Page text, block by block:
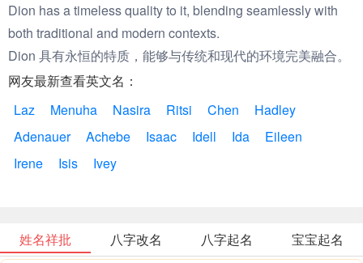
Dion has a timeless quality to it, blending seamlessly with
both traditional and modern contexts.
Dion 具有永恒的特质，能够与传统和现代的环境完美融合。
网友最新查看英文名：
Laz
Menuha Nasira Ritsi Chen
Hadley
Adenauer
Achebe Isaac Idell Ida
Eileen
Irene
Isis Ivey
姓名祥批 八字改名 八字起名 宝宝起名